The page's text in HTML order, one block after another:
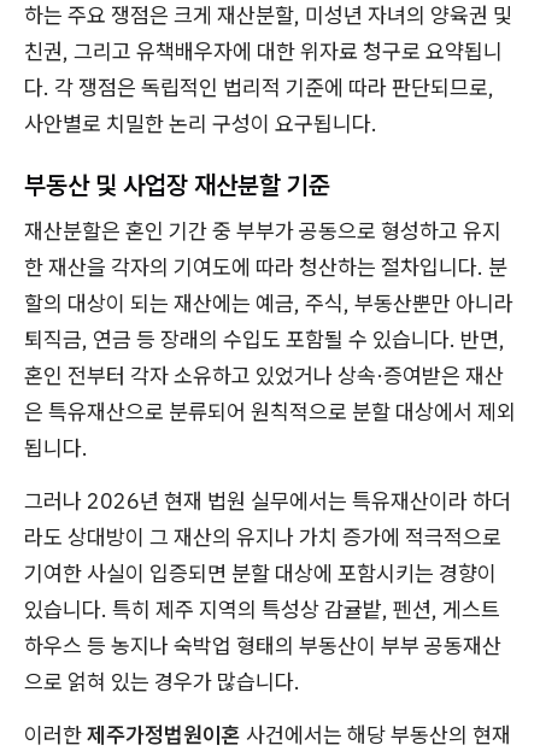
하는 주요 쟁점은 크게 재산분할, 미성년 자녀의 양육권 및
친권, 그리고 유책배우자에 대한 위자료 청구로 요약됩니
다. 각 쟁점은 독립적인 법리적 기준에 따라 판단되므로,
사안별로 치밀한 논리 구성이 요구됩니다.
부동산 및 사업장 재산분할 기준
재산분할은 혼인 기간 중 부부가 공동으로 형성하고 유지
한 재산을 각자의 기여도에 따라 청산하는 절차입니다. 분
할의 대상이 되는 재산에는 예금, 주식, 부동산뿐만 아니라
퇴직금, 연금 등 장래의 수입도 포함될 수 있습니다. 반면,
혼인 전부터 각자 소유하고 있었거나 상속·증여받은 재산
은 특유재산으로 분류되어 원칙적으로 분할 대상에서 제외
됩니다.
그러나 2026년 현재 법원 실무에서는 특유재산이라 하더
라도 상대방이 그 재산의 유지나 가치 증가에 적극적으로
기여한 사실이 입증되면 분할 대상에 포함시키는 경향이
있습니다. 특히 제주 지역의 특성상 감귤밭, 펜션, 게스트
하우스 등 농지나 숙박업 형태의 부동산이 부부 공동재산
으로 얽혀 있는 경우가 많습니다.
이러한제주가정법원이혼 사건에서는 해당 부동산의 현재